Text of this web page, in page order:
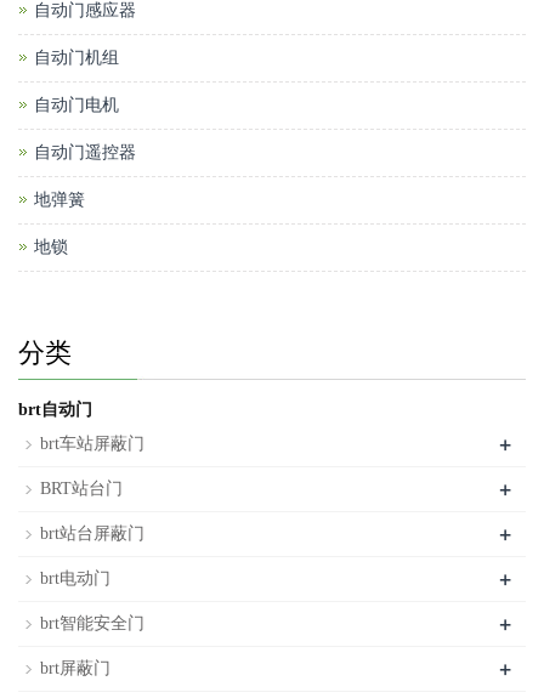
自动门感应器
自动门机组
自动门电机
自动门遥控器
地弹簧
地锁
分类
brt自动门
brt车站屏蔽门
+
BRT站台门 +
brt站台屏蔽门 +
brt电动门 +
brt智能安全门 +
brt屏蔽门 +